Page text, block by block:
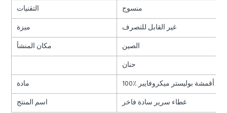
التقنيات
منسوج
ميزة
غير القابل للتصرف
مكان المنشأ
الصين
حنان
مادة
100٪ أقمشة بوليستر ميكروفايبر
اسم المنتج
غطاء سرير سادة فاخر